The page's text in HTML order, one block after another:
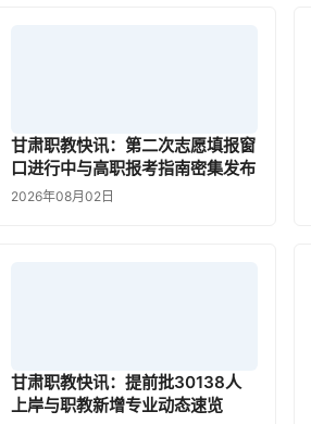
甘肃职教快讯：第二次志愿填报窗
口进行中与高职报考指南密集发布
2026年08月02日
甘肃职教快讯：提前批30138人
上岸与职教新增专业动态速览